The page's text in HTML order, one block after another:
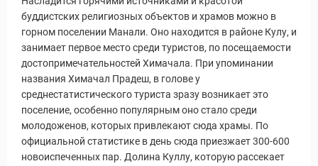
буддистских религиозных объектов и храмов можно в
горном поселении Манали. Оно находится в районе Кулу, и
занимает первое место среди туристов, по посещаемости
достопримечательностей Химачала. При упоминании
названия Химачал Прадеш, в голове у
среднестатистического туриста зразу возникает это
поселение, особенно популярным оно стало среди
молодоженов, которых привлекают сюда храмы. По
официальной статистике в день сюда приезжает 300-600
новоиспеченных пар. Долина Куллу, которую рассекает